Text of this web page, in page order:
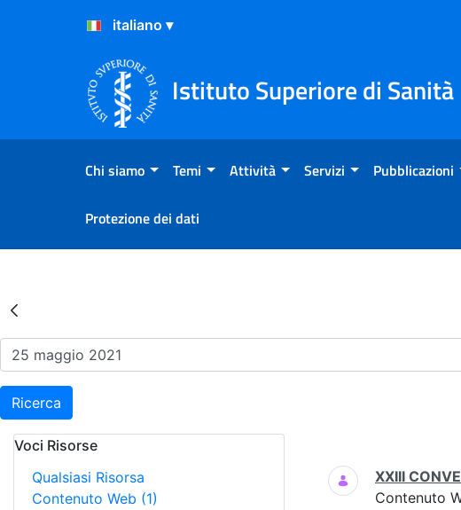
Salta al Contenuto
Salta al Footer
Istituto Superiore di Sanità
Chi siamo Temi Attività Servizi Pubblicazioni
Protezione dei dati
Risultati della Ricerca - Eventi
Ricerca
Voci Risorse
Qualsiasi Risorsa
Contenuto Web (1)
Ricerca
XXIII
Contenuto